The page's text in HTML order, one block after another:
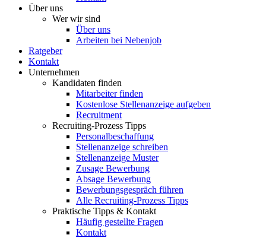
Über uns
Wer wir sind
Über uns
Arbeiten bei Nebenjob
Ratgeber
Kontakt
Unternehmen
Kandidaten finden
Mitarbeiter finden
Kostenlose Stellenanzeige aufgeben
Recruitment
Recruiting-Prozess Tipps
Personalbeschaffung
Stellenanzeige schreiben
Stellenanzeige Muster
Zusage Bewerbung
Absage Bewerbung
Bewerbungsgespräch führen
Alle Recruiting-Prozess Tipps
Praktische Tipps & Kontakt
Häufig gestellte Fragen
Kontakt